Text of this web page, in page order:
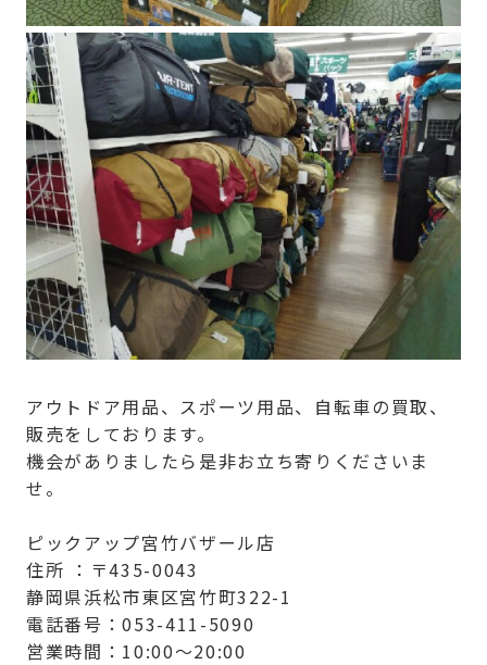
アウトドア用品、スポーツ用品、自転車の買取、
販売をしております。
機会がありましたら是非お立ち寄りくださいま
せ。
ピックアップ宮竹バザール店
住所 ：〒435-0043
静岡県浜松市東区宮竹町322-1
電話番号：053-411-5090
営業時間：10:00～20:00